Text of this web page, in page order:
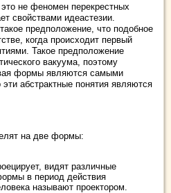
не феномен перекрестных
свойствами идеастезии.
предположение, что подобное
когда происходит первый
Такое предположение
вакуума, поэтому
формы являются самыми
абстрактные понятия являются
на две формы:
видят различные
в период действия
называют проектором.